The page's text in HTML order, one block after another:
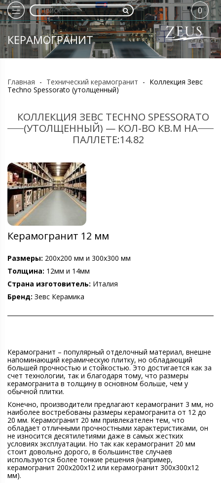
КЕРАМОГРАНИТ
0
Главная - Технический керамогранит - Коллекция Зевс
Techno Spessorato (утолщенный)
КОЛЛЕКЦИЯ ЗЕВС TECHNO SPESSORATO
(УТОЛЩЕННЫЙ) — КОЛ-ВО КВ.М НА
ПАЛЛЕТЕ:14.82
Керамогранит 12 мм
Размеры: 200х200 мм и 300х300 мм
Толщина: 12мм и 14мм
Страна изготовитель: Италия
Бренд: Зевс Керамика
Керамогранит – популярный отделочный материал, внешне
напоминающий керамическую плитку, но обладающий
большей прочностью и стойкостью. Это достигается как за
счет технологии, так и благодаря тому, что размеры
керамогранита в толщину в основном больше, чем у
обычной плитки.
Конечно, производители предлагают керамогранит 3 мм, но
наиболее востребованы размеры керамогранита от 12 до
20 мм. Керамогранит 20 мм привлекателен тем, что
обладает отличными прочностными характеристиками, он
не износится десятилетиями даже в самых жестких
условиях эксплуатации. Но так как керамогранит 20 мм
стоит довольно дорого, в большинстве случаев
используются более тонкие решения (например,
керамогранит 200х200х12 или керамогранит 300х300х12
мм).